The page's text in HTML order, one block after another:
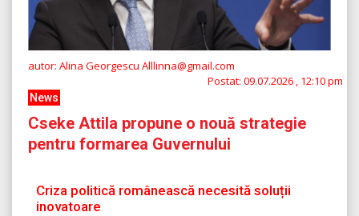
autor: Alina Georgescu Alllinna@gmail.com
Postat: 09.07.2026 , 12:10 pm
News
Cseke Attila propune o nouă strategie
pentru formarea Guvernului
Criza politică românească necesită soluții
inovatoare